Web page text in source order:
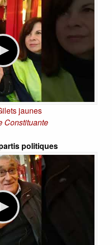
jaunes
Constituante
politiques